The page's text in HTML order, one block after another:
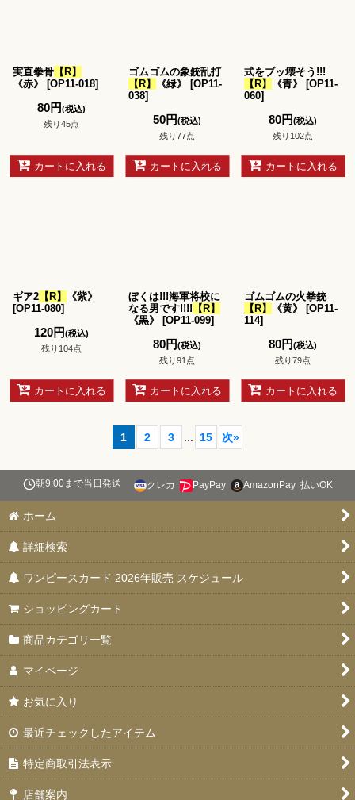
実直拳骨 【R】
《赤》
[OP11-018]
80円(税込)
残り45点
カートに入れる
ゴムゴムの象銃乱打
【R】
《緑》 [OP11-
038]
50円(税込)
残り77点
カートに入れる
式をブッ壊そう!!!
【R】
《青》 [OP11-
060]
80円(税込)
残り102点
カートに入れる
ギア2 【R】
《紫》
[OP11-080]
120円(税込)
残り104点
カートに入れる
ぼくは!!!海軍将校に
なる男です!!!! 【R】
《黒》
[OP11-099]
80円(税込)
残り91点
カートに入れる
ゴムゴムの火拳銃
【R】
《黄》 [OP11-
114]
80円(税込)
残り79点
カートに入れる
1 2 3 15 次»
朝9:00まで当日発送 クレカ PayPay AmazonPay 払いOK
ホーム
詳細検索
ワンピースカード 2026年販売 スケジュール
ショッピングカート
商品カテゴリ一覧
マイページ
お気に入り
最近チェックしたアイテム
特定商取引法表示
店舗案内